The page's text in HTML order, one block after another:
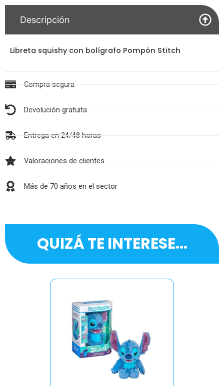
Descripción
Libreta squishy con bolígrafo Pompón Stitch
Compra segura
Devolución gratuita
Entrega en 24/48 horas
Valoraciones de clientes
Más de 70 años en el sector
QUIZÁ TE INTERESE...